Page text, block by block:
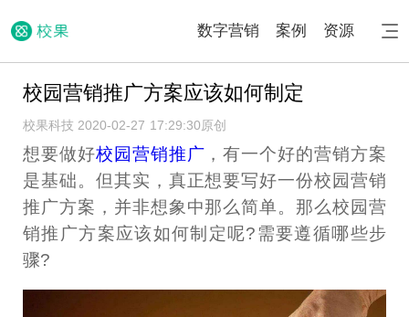
数字营销 案例 资源
校园营销推广方案应该如何制定
校果科技 2020-02-27 17:29:30原创
想要做好校园营销推广 ，有一个好的营销方案
是基础。但其实，真正想要写好一份校园营销
推广方案，并非想象中那么简单。那么校园营
销推广方案应该如何制定呢?需要遵循哪些步
骤?